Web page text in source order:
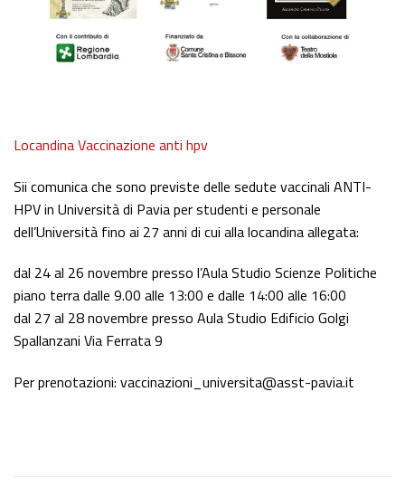
Locandina Vaccinazione anti hpv
Sii comunica che sono previste delle sedute vaccinali ANTI-
HPV in Università di Pavia per studenti e personale
dell’Università fino ai 27 anni di cui alla locandina allegata:
dal 24 al 26 novembre presso l’Aula Studio Scienze Politiche
piano terra dalle 9.00 alle 13:00 e dalle 14:00 alle 16:00
dal 27 al 28 novembre presso Aula Studio Edificio Golgi
Spallanzani Via Ferrata 9
Per prenotazioni: vaccinazioni_universita@asst-pavia.it